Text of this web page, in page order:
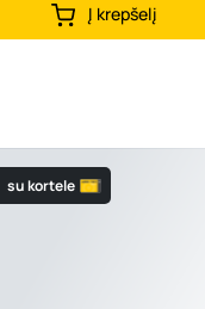
Į krepšelį
su kortele